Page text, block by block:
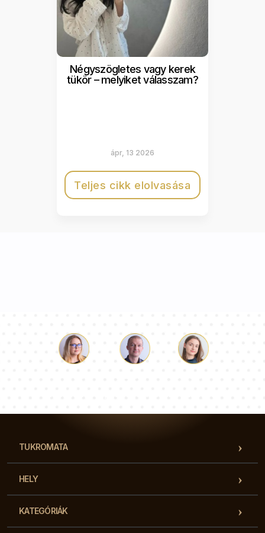
Négyszögletes vagy kerek
tükör – melyiket válasszam?
ápr, 13 2026
Teljes cikk elolvasása
TUKROMATA
HELY
KATEGÓRIÁK